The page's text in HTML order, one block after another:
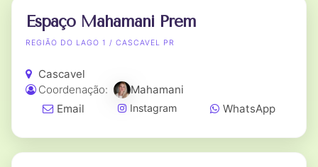
Espaço Mahamani Prem
REGIÃO DO LAGO 1 / CASCAVEL PR
Cascavel
Coordenação:
Mahamani
Email
Instagram WhatsApp